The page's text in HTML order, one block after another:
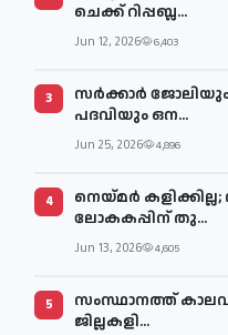
ചെക്ക് റിപ്പബ്ല...
Jun 12, 2026 6,403
3
സര്‍ക്കാര്‍ ജോലിയും
പദവിയും ഒന...
Jun 25, 2026 4,896
4
നെയ്മര്‍
ലോകകപ്പിന് തു...
Jun 13, 2026 4,605
5
സംസ്ഥാനത്ത്
ജില്ലകളി...